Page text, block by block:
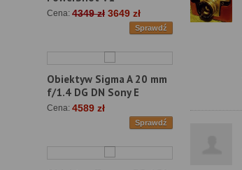
Cena: 4349 zł 3649 zł
Sprawdź
Obiektyw Sigma A 20 mm
f/1.4 DG DN Sony E
Cena: 4589 zł
Sprawdź